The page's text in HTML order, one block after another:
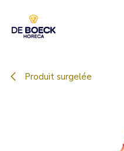
Produit surgelée